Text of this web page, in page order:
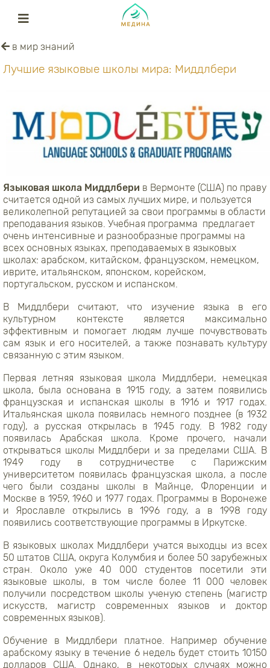
в мир знаний
Лучшие языковые школы мира: Миддлбери
Языковая школа Миддлбери в Вермонте (США) по праву
считается одной из самых лучших мире, и пользуется
великолепной репутацией за свои программы в области
преподавания языков. Учебная программа предлагает
очень интенсивные и разнообразные программы на
всех основных языках, преподаваемых в языковых
школах: арабском, китайском, французском, немецком,
иврите, итальянском, японском, корейском,
португальском, русском и испанском.
В Миддлбери считают, что изучение языка в его
культурном контексте является максимально
эффективным и помогает людям лучше почувствовать
сам язык и его носителей, а также познавать культуру
связанную с этим языком.
Первая летняя языковая школа Миддлбери, немецкая
школа, была основана в 1915 году, а затем появились
французская и испанская школы в 1916 и 1917 годах.
Итальянская школа появилась немного позднее (​​в 1932
году), а русская открылась в 1945 году. В 1982 году
появилась Арабская школа. Кроме прочего, начали
открываться школы Миддлбери и за пределами США. В
1949 году в сотрудничестве с Парижским
университетом появилась французская школа, а после
чего были созданы школы в Майнце, Флоренции и
Москве в 1959, 1960 и 1977 годах. Программы в Воронеже
и Ярославле открылись в 1996 году, а в 1998 году
появились соответствующие программы в Иркутске.
В языковых школах Миддлбери учатся выходцы из всех
50 штатов США, округа Колумбия и более 50 зарубежных
стран. Около уже 40 000 студентов посетили эти
языковые школы, в том числе более 11 000 человек
получили посредством школы ученую степень (магистр
искусств, магистр современных языков и доктор
современных языков).
Обучение в Миддлбери платное. Например обучение
арабскому языку в течение 6 недель будет стоить 10150
долларов США. Однако, в некоторых случаях можно